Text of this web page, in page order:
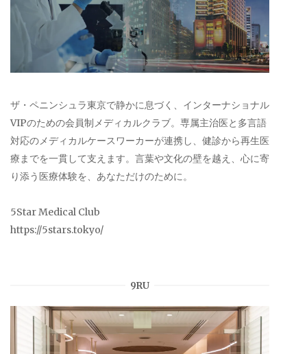
ザ・ペニンシュラ東京で静かに息づく、インターナショナル
VIPのための会員制メディカルクラブ。専属主治医と多言語
対応のメディカルケースワーカーが連携し、健診から再生医
療までを一貫して支えます。言葉や文化の壁を越え、心に寄
り添う医療体験を、あなただけのために。
5Star Medical Club
https://5stars.tokyo/
9RU